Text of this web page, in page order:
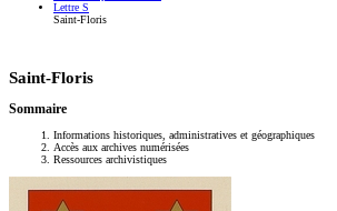
Lettre S
Saint-Floris
Saint-Floris
Sommaire
Informations historiques, administratives et géographiques
Accès aux archives numérisées
Ressources archivistiques